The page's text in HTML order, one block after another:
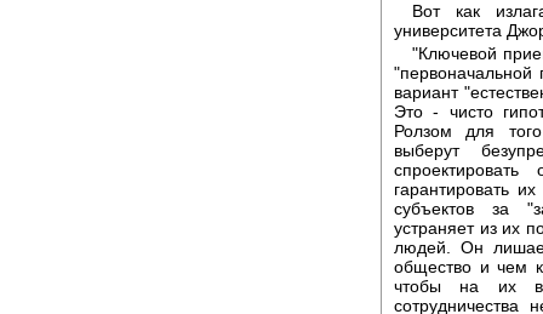
Вот как
университета
"Ключевой
"первоначальной
вариант
Это - чисто
Ролзом для
выберут
гарантировать
субъектов за
устраняет из их
людей. Он
общество и чем
чтобы на их